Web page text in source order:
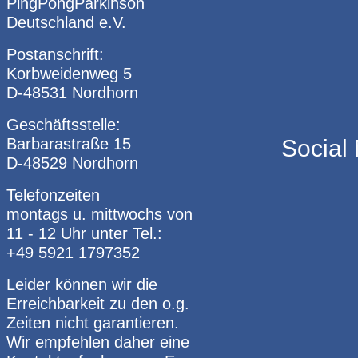
Deutschland e.V.
Postanschrift:
Korbweidenweg 5
D-48531 Nordhorn
Geschäftsstelle:
Barbarastraße 15
D-48529 Nordhorn
Telefonzeiten
montags u. mittwochs von
11 - 12 Uhr unter Tel.:
+49 5921 1797352
Leider können wir die
Erreichbarkeit zu den o.g.
Zeiten nicht garantieren.
Wir empfehlen daher eine
Social